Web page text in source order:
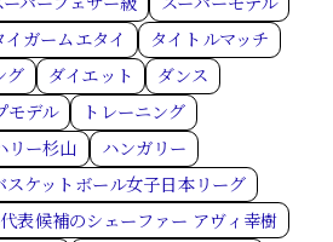
イガームエタイ
タイトルマッチ
グ ダイエット
ダンス
モデル
トレーニング
リー杉山
ハンガリー
スケットボール女子日本リーグ
表候補のシェーファー アヴィ幸樹